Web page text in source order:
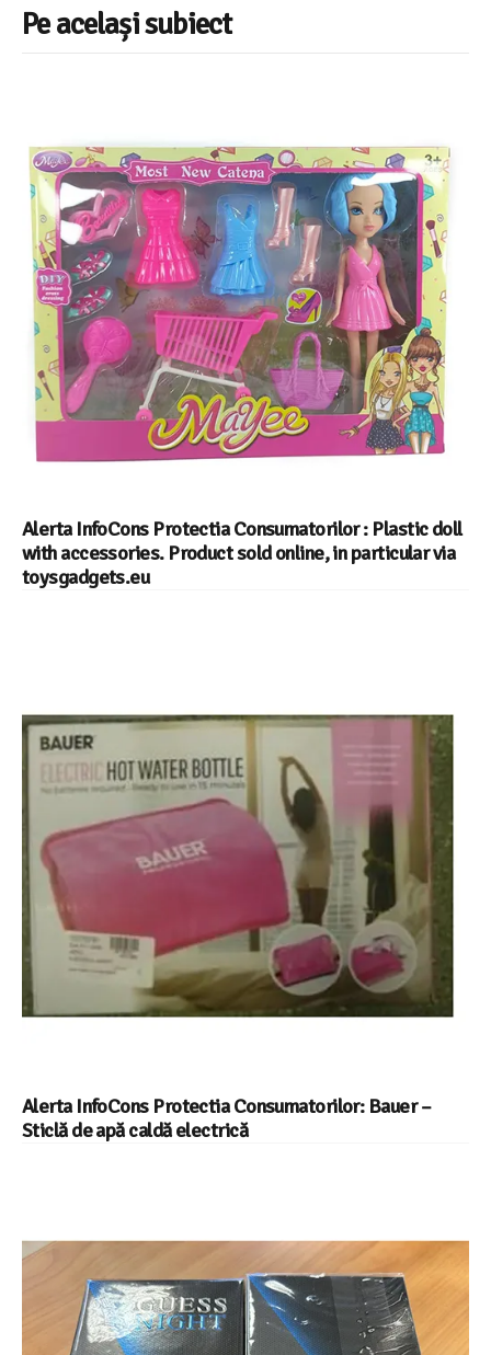
Pe același subiect
Alerta InfoCons Protectia Consumatorilor : Plastic doll
with accessories. Product sold online, in particular via
toysgadgets.eu
Alerta InfoCons Protectia Consumatorilor: Bauer –
Sticlă de apă caldă electrică